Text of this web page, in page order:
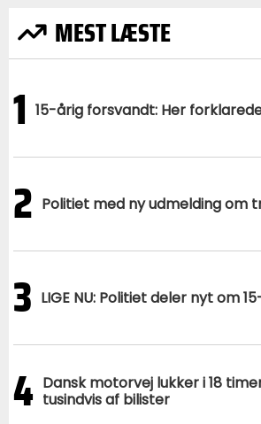
MEST LÆSTE
1 15-årig forsvandt: Her
2 Politiet med ny udmelding om
3 LIGE NU: Politiet deler nyt om
4 Dansk motorvej lukker i 18
tusindvis af bilister